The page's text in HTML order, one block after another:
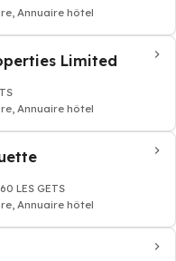
Annuaire hôtel
Limited
Annuaire hôtel
LES GETS
Annuaire hôtel